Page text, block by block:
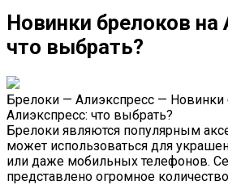
Новинки брелоков на
что выбрать?
Брелоки — Алиэкспресс — Новинки
Алиэкспресс: что выбрать?
Брелоки являются популярным
может использоваться для
или даже мобильных телефонов.
представлено огромное